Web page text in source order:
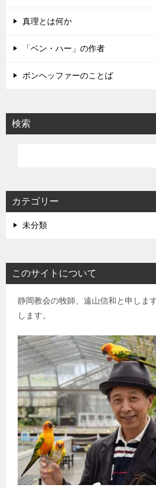
真理とは何か
「ベン・ハー」の作者
ボンヘッファーのことば
検索
カテゴリー
未分類
このサイトについて
静岡教会の牧師、遠山信和と申しま
します。